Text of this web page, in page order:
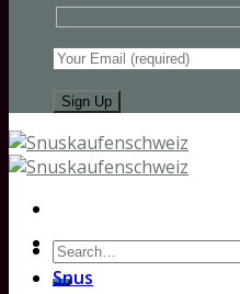
Search
for:
Snus